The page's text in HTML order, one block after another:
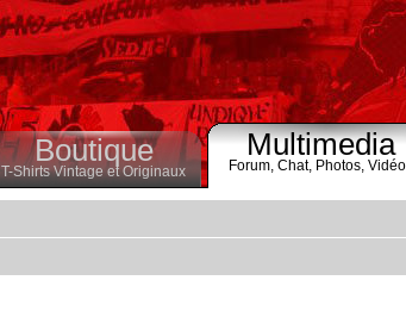
Boutique
T-Shirts Vintage et Originaux
Multimedia
Forum, Chat, Photos,